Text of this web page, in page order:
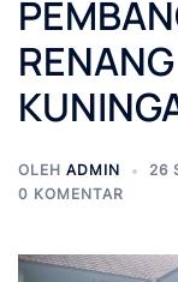
OLEH ADMIN 26
0 KOMENTAR